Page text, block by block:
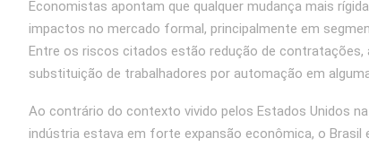
Economistas apontam que qualquer mudança mais
impactos no mercado formal, principalmente em
Entre os riscos citados estão redução de contratações,
substituição de trabalhadores por automação em
Ao contrário do contexto vivido pelos Estados Unidos
indústria estava em forte expansão econômica, o